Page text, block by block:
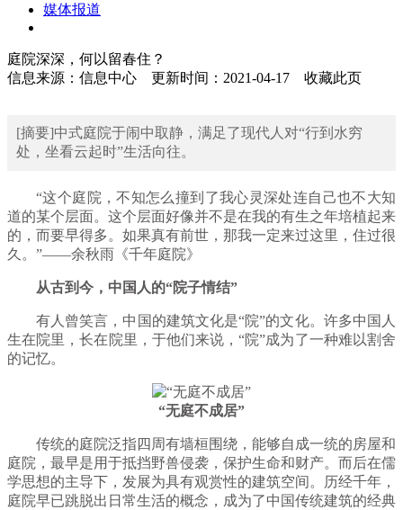
媒体报道
庭院深深，何以留春住？
信息来源：信息中心 更新时间：2021-04-17 收藏此页
[摘要]中式庭院于闹中取静，满足了现代人对“行到水穷
处，坐看云起时”生活向往。
“这个庭院，不知怎么撞到了我心灵深处连自己也不大知
道的某个层面。这个层面好像并不是在我的有生之年培植起来
的，而要早得多。如果真有前世，那我一定来过这里，住过很
久。”——余秋雨《千年庭院》
从古到今，中国人的“院子情结”
有人曾笑言，中国的建筑文化是“院”的文化。许多中国人
生在院里，长在院里，于他们来说，“院”成为了一种难以割舍
的记忆。
“无庭不成居”
传统的庭院泛指四周有墙桓围绕，能够自成一统的房屋和
庭院，最早是用于抵挡野兽侵袭，保护生命和财产。而后在儒
学思想的主导下，发展为具有观赏性的建筑空间。历经千年，
庭院早已跳脱出日常生活的概念，成为了中国传统建筑的经典